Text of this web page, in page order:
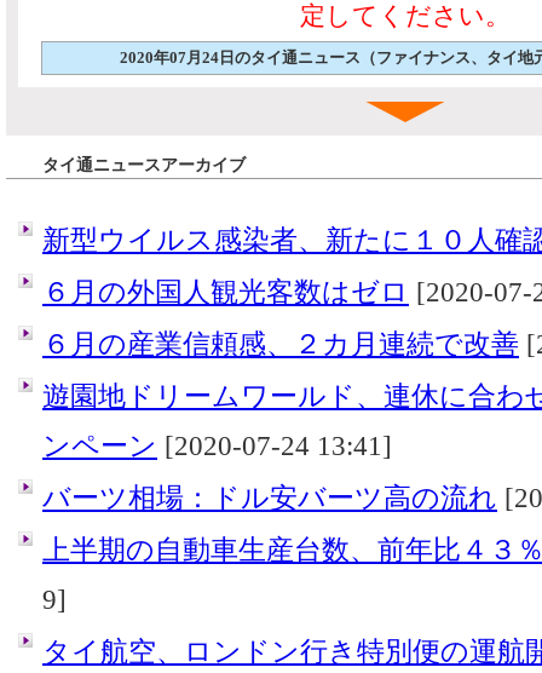
定してください。
2020年07月24日のタイ通ニュース（ファイナンス、タイ地
タイ通ニュースアーカイブ
新型ウイルス感染者、新たに１０人確
６月の外国人観光客数はゼロ [2020-07-
６月の産業信頼感、２カ月連続で改善
遊園地ドリームワールド、連休に合わ
ンペーン [2020-07-24 13:41]
バーツ相場：ドル安バーツ高の流れ
上半期の自動車生産台数、前年比４３
9]
タイ航空、ロンドン行き特別便の運航